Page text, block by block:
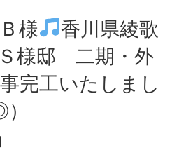
様
香川県綾歌
様邸 二期・外
完工いたしまし